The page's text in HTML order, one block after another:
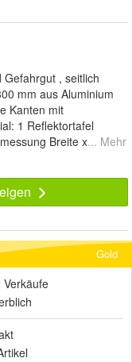
Gefahrgut , seitlich
mm aus Aluminium
Kanten mit
1 Reflektortafel
Breite x... Mehr
Gold
Verkäufe